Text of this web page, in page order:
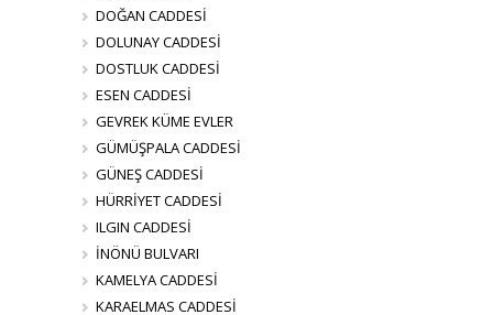
DOĞAN CADDESİ
DOLUNAY CADDESİ
DOSTLUK CADDESİ
ESEN CADDESİ
GEVREK KÜME EVLER
GÜMÜŞPALA CADDESİ
GÜNEŞ CADDESİ
HÜRRİYET CADDESİ
ILGIN CADDESİ
İNÖNÜ BULVARI
KAMELYA CADDESİ
KARAELMAS CADDESİ